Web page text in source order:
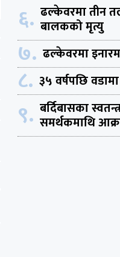
६. ढल्केवरमा तीन
बालकको मृत्यु
७. ढल्केवरमा
८. ३५ वर्षपछि
९. बर्दिबासका
समर्थकमाथि